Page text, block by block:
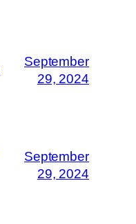
September
29, 2024
September
29, 2024